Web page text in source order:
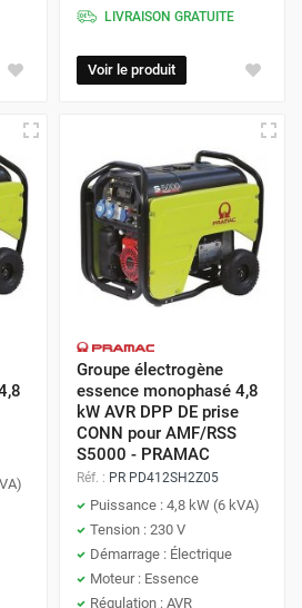
LIVRAISON GRATUITE
Voir le produit
Groupe électrogène
essence monophasé 4,8
kW AVR DPP DE prise
CONN pour AMF/RSS
S5000 - PRAMAC
Réf. : PR PD412SH2Z05
Puissance : 4,8 kW (6 kVA)
Tension : 230 V
Démarrage : Électrique
Moteur : Essence
Régulation : AVR